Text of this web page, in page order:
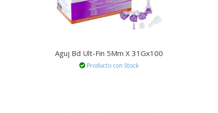
Aguj Bd Ult-Fin 5Mm X 31Gx100
Producto con Stock